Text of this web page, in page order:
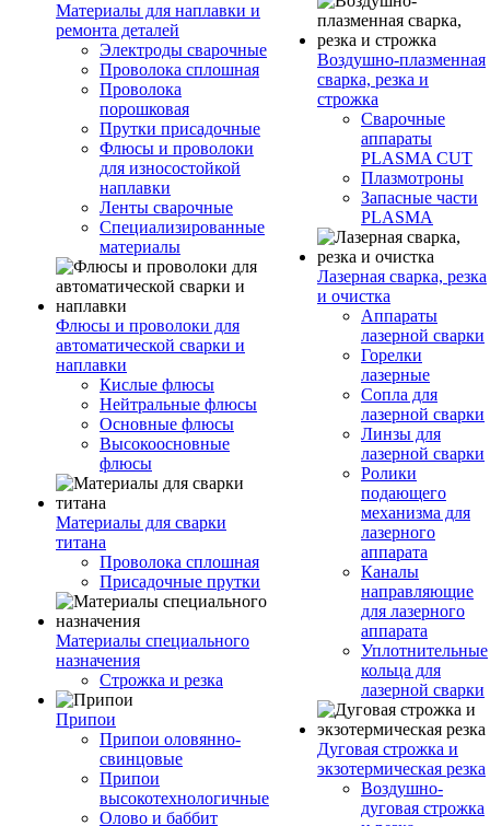
Материалы для наплавки и
ремонта деталей
Электроды сварочные
Проволока сплошная
Проволока
порошковая
Прутки присадочные
Флюсы и проволоки
для износостойкой
наплавки
Ленты сварочные
Специализированные
материалы
Флюсы и проволоки для
автоматической сварки и
наплавки
Кислые флюсы
Нейтральные флюсы
Основные флюсы
Высокоосновные
флюсы
Материалы для сварки
титана
Проволока сплошная
Присадочные прутки
Материалы специального
назначения
Строжка и резка
Припои
Припои оловянно-
свинцовые
Припои
высокотехнологичные
Олово и баббит
Воздушно-плазменная
сварка, резка и
строжка
Сварочные
аппараты
PLASMA CUT
Плазмотроны
Запасные части
PLASMA
Лазерная сварка, резка
и очистка
Аппараты
лазерной сварки
Горелки
лазерные
Сопла для
лазерной сварки
Линзы для
лазерной сварки
Ролики
подающего
механизма для
лазерного
аппарата
Каналы
направляющие
для лазерного
аппарата
Уплотнительные
кольца для
лазерной сварки
Дуговая строжка и
экзотермическая резка
Воздушно-
дуговая строжка